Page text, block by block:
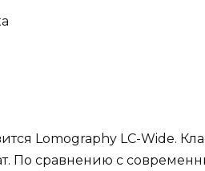
Lomography LC-Wide.
По сравнению с